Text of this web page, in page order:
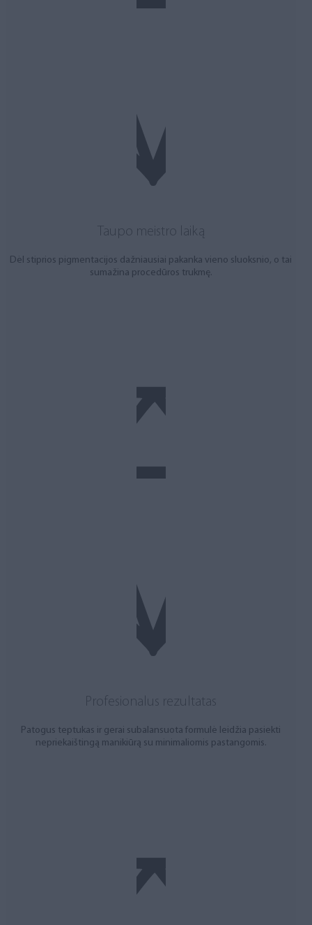
Taupo meistro laiką
Dėl stiprios pigmentacijos dažniausiai pakanka vieno sluoksnio, o tai
sumažina procedūros trukmę.
Profesionalus rezultatas
Patogus teptukas ir gerai subalansuota formulė leidžia pasiekti
nepriekaištingą manikiūrą su minimaliomis pastangomis.